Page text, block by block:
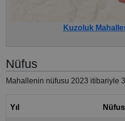
Kuzoluk
Nüfus
Mahallenin nüfusu 2023 itibariyle
Yıl Nüfus